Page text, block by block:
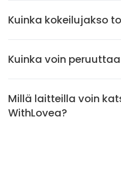
Kuinka kokeilujakso
Kuinka voin
Millä laitteilla voin
WithLovea?